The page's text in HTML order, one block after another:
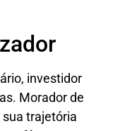
investidor
Morador de
sua trajetória